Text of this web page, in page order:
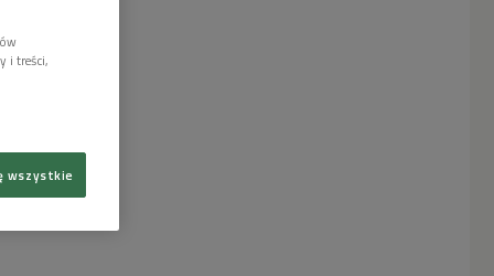
i treści,
wszystkie